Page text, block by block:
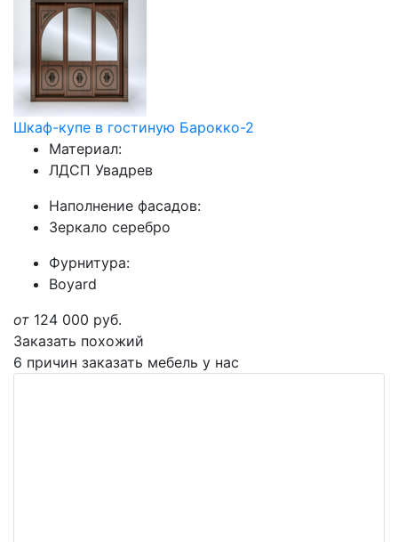
Шкаф-купе в гостиную Барокко-2
Материал:
ЛДСП Увадрев
Наполнение фасадов:
Зеркало серебро
Фурнитура:
Boyard
от 124 000 руб.
Заказать похожий
6 причин заказать мебель у нас